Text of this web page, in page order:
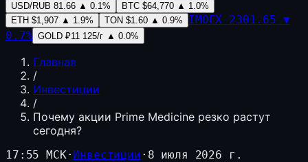
USD/RUB 81.66 ▲ 0.1% BTC $64,770 ▲ 1.0%
ETH $1,907 ▲ 1.9% TON $1.60 ▲ 0.9% IMOEX 2301.65 ▼
0.7% GOLD ₽11 125/г ▲ 0.0%
Главная
/
Инвестиции
/
Почему акции Prime Medicine резко растут
сегодня?
17:55 МСК· Инвестиции · 8 июля 2026 г.